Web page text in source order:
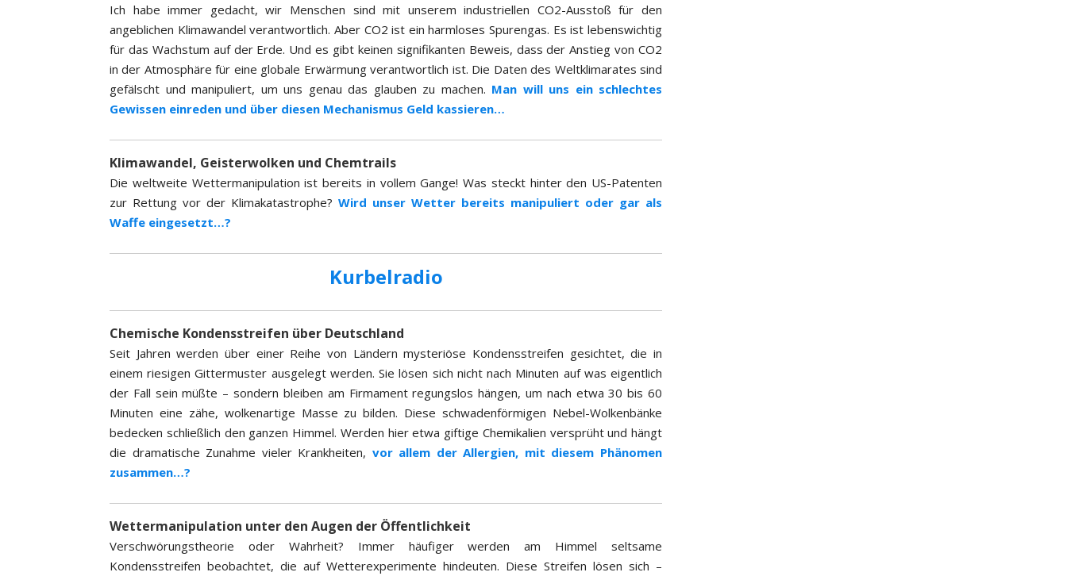
-
A
d
r
e
s
s
e
Ich habe immer gedacht, wir Menschen sind mit unserem industriellen CO2-Ausstoß für den
angeblichen Klimawandel verantwortlich. Aber CO2 ist ein harmloses Spurengas. Es ist lebenswichtig
für das Wachstum auf der Erde. Und es gibt keinen signifikanten Beweis, dass der Anstieg von CO2
in der Atmosphäre für eine globale Erwärmung verantwortlich ist. Die Daten des Weltklimarates sind
gefälscht und manipuliert, um uns genau das glauben zu machen. Man will uns ein schlechtes
Gewissen einreden und über diesen Mechanismus Geld kassieren…
Klimawandel, Geisterwolken und Chemtrails
Die weltweite Wettermanipulation ist bereits in vollem Gange! Was steckt hinter den US-Patenten
zur Rettung vor der Klimakatastrophe? Wird unser Wetter bereits manipuliert oder gar als
Waffe eingesetzt…?
Kurbelradio
Chemische Kondensstreifen über Deutschland
Seit Jahren werden über einer Reihe von Ländern mysteriöse Kondensstreifen gesichtet, die in
einem riesigen Gittermuster ausgelegt werden. Sie lösen sich nicht nach Minuten auf was eigentlich
der Fall sein müßte – sondern bleiben am Firmament regungslos hängen, um nach etwa 30 bis 60
Minuten eine zähe, wolkenartige Masse zu bilden. Diese schwadenförmigen Nebel-Wolkenbänke
bedecken schließlich den ganzen Himmel. Werden hier etwa giftige Chemikalien versprüht und hängt
die dramatische Zunahme vieler Krankheiten, vor allem der Allergien, mit diesem Phänomen
zusammen…?
Wettermanipulation unter den Augen der Öffentlichkeit
Verschwörungstheorie oder Wahrheit? Immer häufiger werden am Himmel seltsame
Kondensstreifen beobachtet, die auf Wetterexperimente hindeuten. Diese Streifen lösen sich –